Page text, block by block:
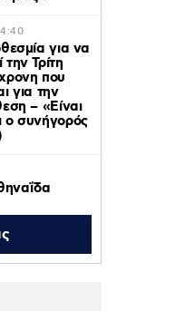
για να
Τρίτη
που
για την
– «Είναι
ο συνήγορός